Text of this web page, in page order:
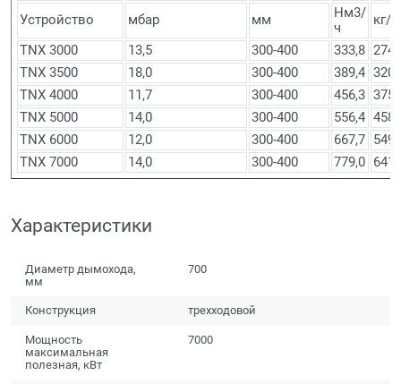
Устройство мбар мм
Hм3/
ч
кг/ч
TNX 3000
13,5 300-400 333,8
TNX 3500
18,0 300-400 389,4
TNX 4000
11,7 300-400 456,3
TNX 5000
14,0 300-400 556,4
TNX 6000
12,0 300-400 667,7
TNX 7000
14,0 300-400 779,0
Характеристики
Диаметр дымохода,
мм
700
Конструкция трехходовой
Мощность
максимальная
полезная, кВт
7000